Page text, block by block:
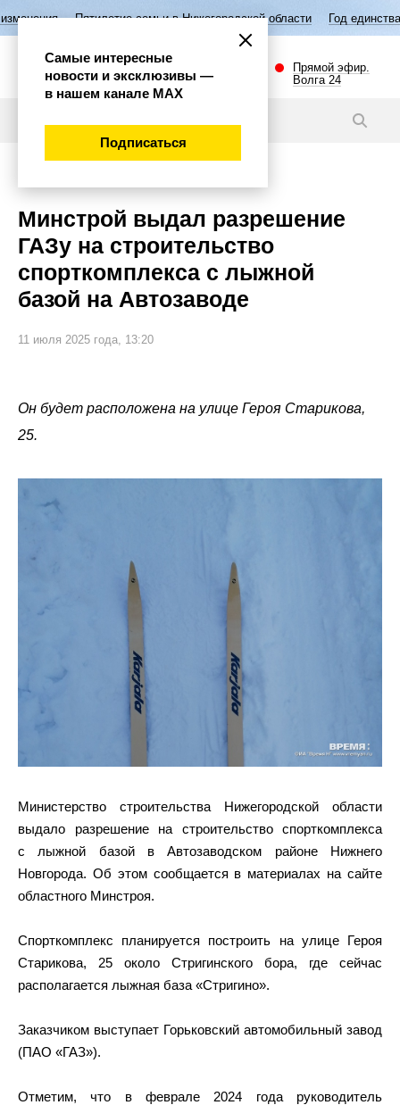
семьи в Нижегородской области Год единства народов России
Прямой эфир.
Волга 24
Минстрой выдал разрешение
ГАЗу на строительство
спорткомплекса с лыжной
базой на Автозаводе
11 июля 2025 года, 13:20
Он будет расположена на улице Героя Старикова,
25.
Министерство строительства Нижегородской области
выдало разрешение на строительство спорткомплекса
с лыжной базой в Автозаводском районе Нижнего
Новгорода. Об этом сообщается в материалах на сайте
областного Минстроя.
Спорткомплекс планируется построить на улице Героя
Старикова, 25 около Стригинского бора, где сейчас
располагается лыжная база «Стригино».
Заказчиком выступает Горьковский автомобильный завод
(ПАО «ГАЗ»).
Отметим, что в феврале 2024 года руководитель
Самые интересные
новости и эксклюзивы —
в нашем канале МАХ
Подписаться